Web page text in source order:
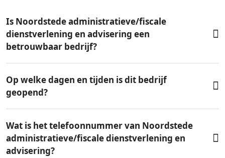
Is Noordstede administratieve/fiscale
dienstverlening en advisering een
betrouwbaar bedrijf?
Op welke dagen en tijden is dit bedrijf
geopend?
Wat is het telefoonnummer van Noordstede
administratieve/fiscale dienstverlening en
advisering?